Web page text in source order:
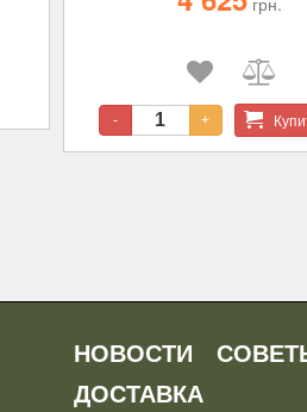
- +
НОВОСТИ
ДОСТАВКА